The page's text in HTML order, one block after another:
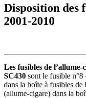
Disposition des
2001-2010
Les fusibles de
SC430 sont le fusible
dans la boîte à fusibles
(allume-cigare) dans la